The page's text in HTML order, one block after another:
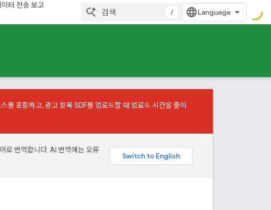
이터 전송 보고
/
를 포함하고, 광고 항목 SDF를 업로드할 때 업로드 시간을 줄이
로 번역합니다. AI 번역에는 오류